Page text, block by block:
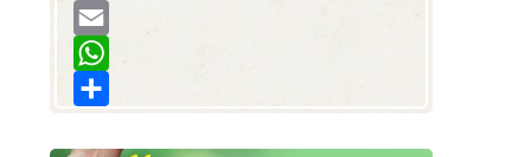
Twitter
Email
WhatsApp